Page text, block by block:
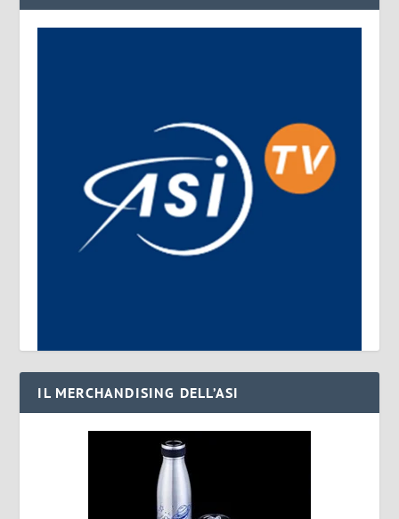
IL MERCHANDISING DELL’ASI